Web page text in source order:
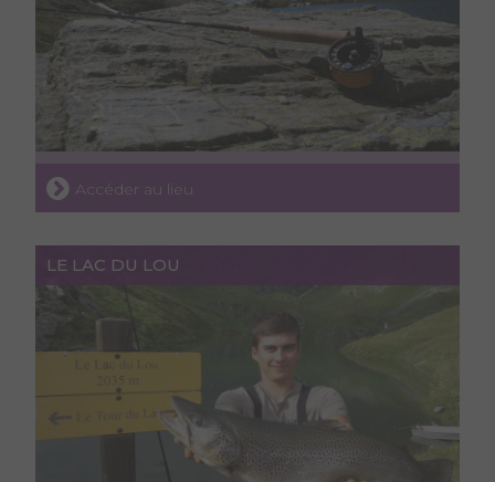
Accéder au lieu
LE LAC DU LOU